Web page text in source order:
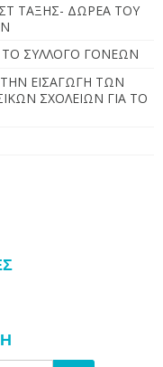
ΤΑΞΗΣ- ΔΩΡΕΑ ΤΟΥ
ΤΟ ΣΥΛΛΟΓΟ ΓΟΝΕΩΝ
ΕΙΣΑΓΩΓΗ ΤΩΝ
ΣΧΟΛΕΙΩΝ ΓΙΑ ΤΟ